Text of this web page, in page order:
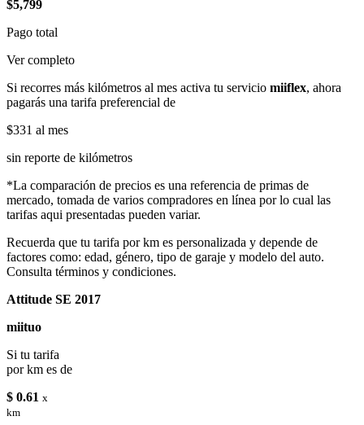
$5,799
Pago total
Ver completo
Si recorres más kilómetros al mes activa tu servicio miiflex, ahora
pagarás una tarifa preferencial de
$331 al mes
sin reporte de kilómetros
*La comparación de precios es una referencia de primas de
mercado, tomada de varios compradores en línea por lo cual las
tarifas aqui presentadas pueden variar.
Recuerda que tu tarifa por km es personalizada y depende de
factores como: edad, género, tipo de garaje y modelo del auto.
Consulta términos y condiciones.
Attitude SE 2017
miituo
Si tu tarifa
por km es de
$ 0.61 x
km